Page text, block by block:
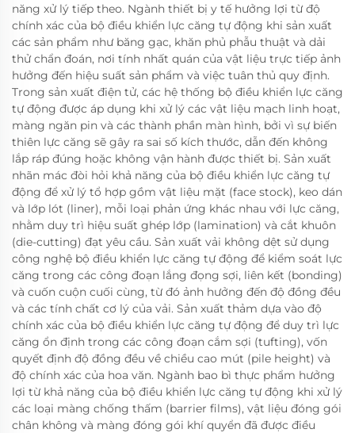
năng xử lý tiếp theo. Ngành thiết bị y tế hưởng lợi từ độ
chính xác của bộ điều khiển lực căng tự động khi sản xuất
các sản phẩm như băng gạc, khăn phủ phẫu thuật và dải
thử chẩn đoán, nơi tính nhất quán của vật liệu trực tiếp ảnh
hưởng đến hiệu suất sản phẩm và việc tuân thủ quy định.
Trong sản xuất điện tử, các hệ thống bộ điều khiển lực căng
tự động được áp dụng khi xử lý các vật liệu mạch linh hoạt,
màng ngăn pin và các thành phần màn hình, bởi vì sự biến
thiên lực căng sẽ gây ra sai số kích thước, dẫn đến không
lắp ráp đúng hoặc không vận hành được thiết bị. Sản xuất
nhãn mác đòi hỏi khả năng của bộ điều khiển lực căng tự
động để xử lý tổ hợp gồm vật liệu mặt (face stock), keo dán
và lớp lót (liner), mỗi loại phản ứng khác nhau với lực căng,
nhằm duy trì hiệu suất ghép lớp (lamination) và cắt khuôn
(die-cutting) đạt yêu cầu. Sản xuất vải không dệt sử dụng
công nghệ bộ điều khiển lực căng tự động để kiểm soát lực
căng trong các công đoạn lắng đọng sợi, liên kết (bonding)
và cuốn cuộn cuối cùng, từ đó ảnh hưởng đến độ đồng đều
và các tính chất cơ lý của vải. Sản xuất thảm dựa vào độ
chính xác của bộ điều khiển lực căng tự động để duy trì lực
căng ổn định trong các công đoạn cắm sợi (tufting), vốn
quyết định độ đồng đều về chiều cao mút (pile height) và
độ chính xác của hoa văn. Ngành bao bì thực phẩm hưởng
lợi từ khả năng của bộ điều khiển lực căng tự động khi xử lý
các loại màng chống thấm (barrier films), vật liệu đóng gói
chân không và màng đóng gói khí quyển đã được điều